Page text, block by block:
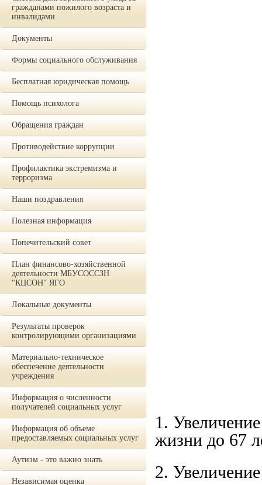
гражданами пожилого возраста и
инвалидами
Документы
Формы социального обслуживания
Бесплатная юридическая помощь
Помощь психолога
Обращения граждан
Противодействие коррупции
Профилактика экстремизма и
терроризма
Наши поздравления
Полезная информация
Попечительский совет
План финансово-хозяйственной
деятельности МБУСОССЗН
"КЦСОН" ЯГО
Локальные документы
Результаты проверок
контролирующими организациями
Материально-техническое
обеспечение деятельности
учреждения
Информация о численности
получателей социальных услуг
Информация об объеме
предоставляемых социальных услуг
Аутизм - это важно знать
Независимая оценка
1.
жизни до 67
2.